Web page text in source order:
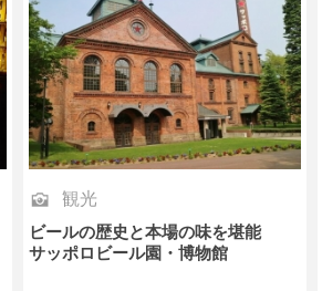
観光
ビールの歴史と本場の味を堪能
サッポロビール園・博物館